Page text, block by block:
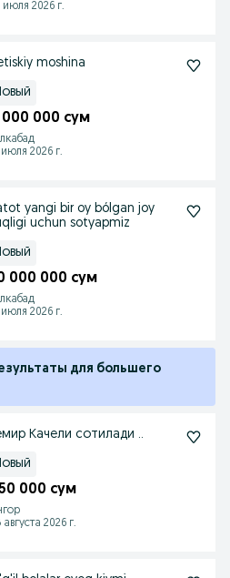
июля 2026 г.
moshina
000 сум
июля 2026 г.
yangi bir oy bólgan joy
uchun sotyapmiz
000 000 сум
июля 2026 г.
для большего
Качели сотилади ..
000 сум
августа 2026 г.